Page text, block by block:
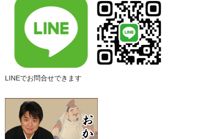
LINEでお問合せできます